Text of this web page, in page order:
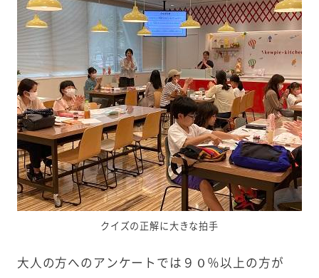
クイズの正解に大きな拍手
大人の方へのアンケートでは９０％以上の方が